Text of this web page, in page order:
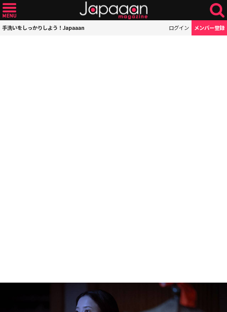
手洗いをしっかりしよう！Japaaan ログイン メンバー登録